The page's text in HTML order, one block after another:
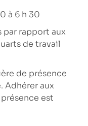
à 6 h 30
par rapport aux
de travail
de présence
Adhérer aux
est